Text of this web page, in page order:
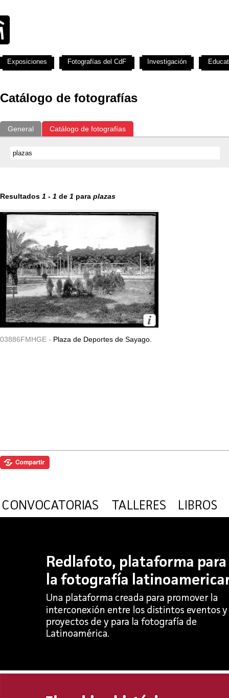
Catálogo de fotografías
General Catálogo de fotografías
Resultados 1 - 1 de 1 para plazas
03886FMHGE - Plaza de Deportes de Sayago.
Exposiciones Fotografías del CdF Investigación